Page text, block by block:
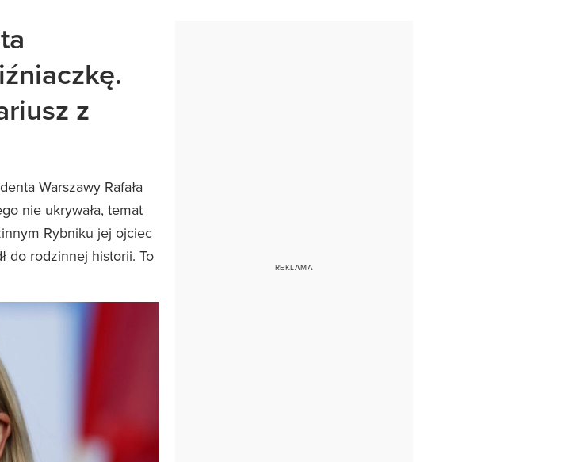
z
Warszawy Rafała
nie ukrywała, temat
Rybniku jej ojciec
do rodzinnej historii. To